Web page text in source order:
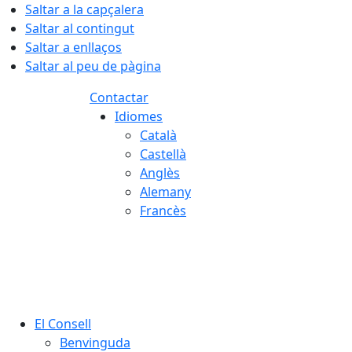
Saltar a la capçalera
Saltar al contingut
Saltar a enllaços
Saltar al peu de pàgina
Contactar
Idiomes
Català
Castellà
Anglès
Alemany
Francès
El Consell
Benvinguda